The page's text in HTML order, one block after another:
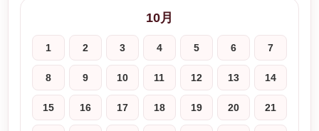
10月
1 2 3 4 5 6 7
8 9 10 11 12 13 14
15 16 17 18 19 20 21